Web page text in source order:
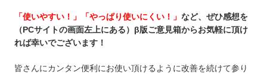
「使いやすい！」「やっぱり使いにくい！」 など、ぜひ感想を
（PCサイトの画面左上にある）β版ご意見箱からお気軽に頂け
れば幸いでございます！
皆さんにカンタン便利にお使い頂けるように改善を続けて参り